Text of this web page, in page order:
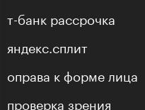
т-банк рассрочка
яндекс.сплит
оправа к форме лица
проверка зрения